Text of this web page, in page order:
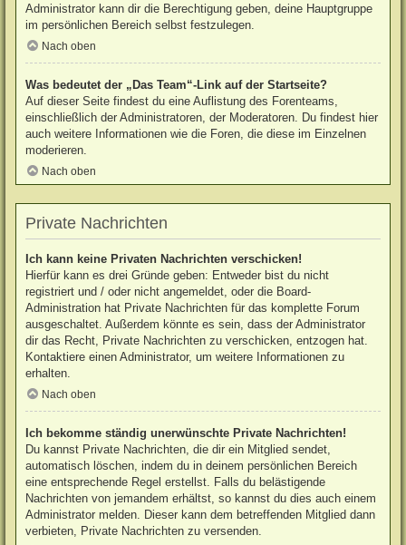
Administrator kann dir die Berechtigung geben, deine Hauptgruppe
im persönlichen Bereich selbst festzulegen.
Nach oben
Was bedeutet der „Das Team“-Link auf der Startseite?
Auf dieser Seite findest du eine Auflistung des Forenteams,
einschließlich der Administratoren, der Moderatoren. Du findest hier
auch weitere Informationen wie die Foren, die diese im Einzelnen
moderieren.
Nach oben
Private Nachrichten
Ich kann keine Privaten Nachrichten verschicken!
Hierfür kann es drei Gründe geben: Entweder bist du nicht
registriert und / oder nicht angemeldet, oder die Board-
Administration hat Private Nachrichten für das komplette Forum
ausgeschaltet. Außerdem könnte es sein, dass der Administrator
dir das Recht, Private Nachrichten zu verschicken, entzogen hat.
Kontaktiere einen Administrator, um weitere Informationen zu
erhalten.
Nach oben
Ich bekomme ständig unerwünschte Private Nachrichten!
Du kannst Private Nachrichten, die dir ein Mitglied sendet,
automatisch löschen, indem du in deinem persönlichen Bereich
eine entsprechende Regel erstellst. Falls du belästigende
Nachrichten von jemandem erhältst, so kannst du dies auch einem
Administrator melden. Dieser kann dem betreffenden Mitglied dann
verbieten, Private Nachrichten zu versenden.